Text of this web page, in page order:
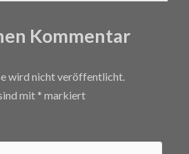
Kommentar
wird nicht veröffentlicht.
mit * markiert